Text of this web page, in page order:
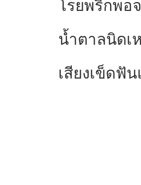
โรยพริกพอ
น้ำตาลนิดเ
เสียงเข็ดฟั